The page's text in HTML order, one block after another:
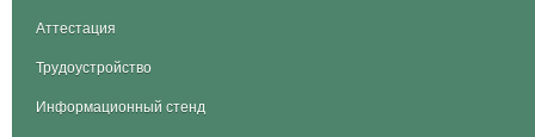
Аттестация
Трудоустройство
Информационный стенд